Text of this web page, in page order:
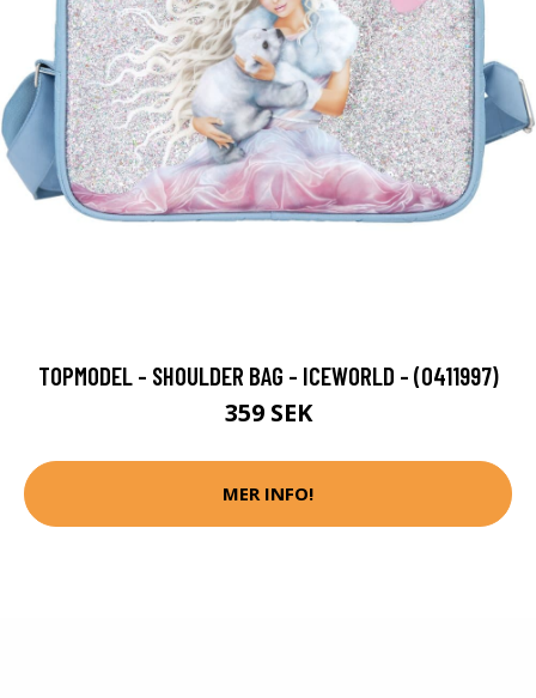
TOPMODEL - SHOULDER BAG - ICEWORLD - (0411997)
359 SEK
MER INFO!